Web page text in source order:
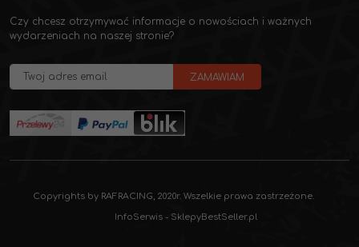
Czy chcesz otrzymywać informacje o nowościach i ważnych
wydarzeniach na naszej stronie?
Copyrights by RAFRACING, 2020r. Wszelkie prawa zastrzeżone.
InfoSerwis - SklepyBestSeller.pl